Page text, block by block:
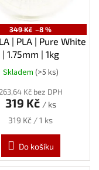
349 Kč –8 %
| PLA | Pure White
| 1.75mm | 1kg
Skladem (>5 ks)
263,64 Kč bez DPH
319 Kč / ks
Měrná
319 Kč / 1 ks
Do košíku